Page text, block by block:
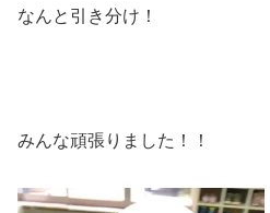
なんと引き分け！
みんな頑張りました！！